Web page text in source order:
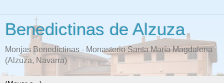
Benedictinas de Alzuza
Monjas Benedictinas - Monasterio Santa María Magdalena
(Alzuza, Navarra)